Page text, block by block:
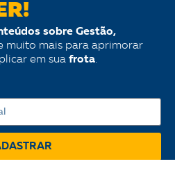
sobre Gestão,
muito mais para aprimorar
em sua frota.